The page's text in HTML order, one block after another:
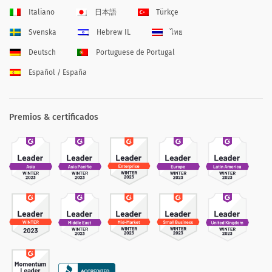
Italiano 日本語 Türkçe
Svenska Hebrew IL ไทย
Deutsch Portuguese de Portugal
Español / España
Premios & certificados